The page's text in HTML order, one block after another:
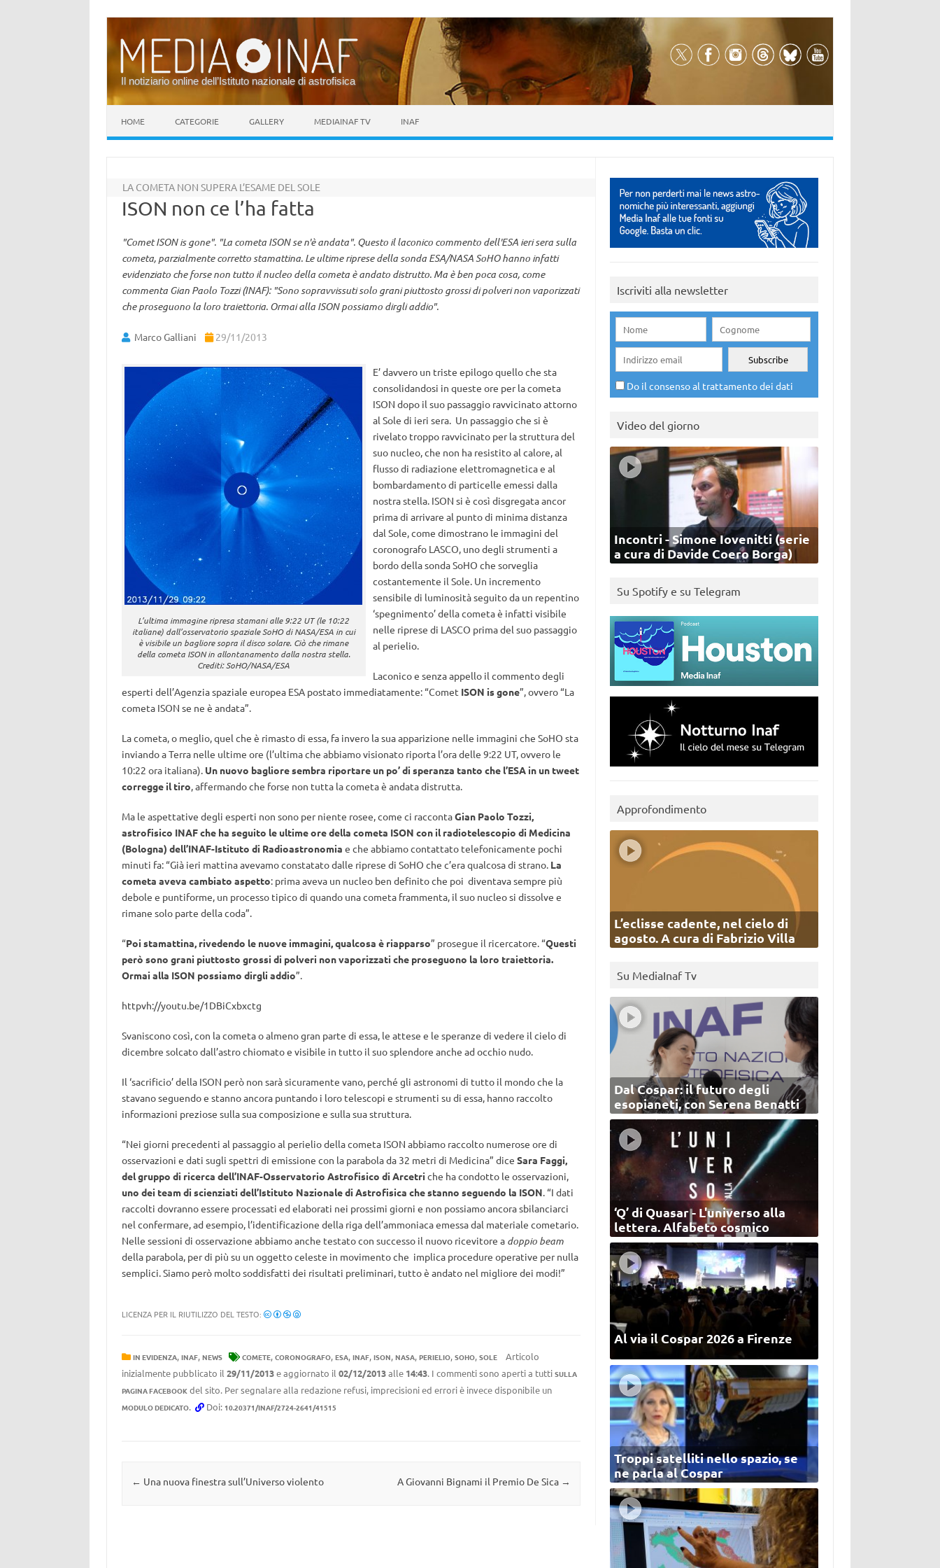
Il notiziario online dell’Istituto nazionale di astrofisica
HOME CATEGORIE GALLERY MEDIAINAF TV INAF
LA COMETA NON SUPERA L’ESAME DEL SOLE
ISON non ce l’ha fatta
"Comet ISON is gone". "La cometa ISON se n'è andata". Questo il laconico commento dell'ESA ieri sera sulla
cometa, parzialmente corretto stamattina. Le ultime riprese della sonda ESA/NASA SoHO hanno infatti
evidenziato che forse non tutto il nucleo della cometa è andato distrutto. Ma è ben poca cosa, come
commenta Gian Paolo Tozzi (INAF): "Sono sopravvissuti solo grani piuttosto grossi di polveri non vaporizzati
che proseguono la loro traiettoria. Ormai alla ISON possiamo dirgli addio".
Marco Galliani 29/11/2013
L’ultima immagine ripresa stamani alle 9:22 UT (le 10:22
italiane) dall’osservatorio spaziale SoHO di NASA/ESA in cui
è visibile un bagliore sopra il disco solare. Ciò che rimane
della cometa ISON in allontanamento dalla nostra stella.
Crediti: SoHO/NASA/ESA
E’ davvero un triste epilogo quello che sta
consolidandosi in queste ore per la cometa
ISON dopo il suo passaggio ravvicinato attorno
al Sole di ieri sera. Un passaggio che si è
rivelato troppo ravvicinato per la struttura del
suo nucleo, che non ha resistito al calore, al
flusso di radiazione elettromagnetica e al
bombardamento di particelle emessi dalla
nostra stella. ISON si è così disgregata ancor
prima di arrivare al punto di minima distanza
dal Sole, come dimostrano le immagini del
coronografo LASCO, uno degli strumenti a
bordo della sonda SoHO che sorveglia
costantemente il Sole. Un incremento
sensibile di luminosità seguito da un repentino
‘spegnimento’ della cometa è infatti visibile
nelle riprese di LASCO prima del suo passaggio
al perielio.
Laconico e senza appello il commento degli
esperti dell’Agenzia spaziale europea ESA postato immediatamente: “Comet ISON is gone”, ovvero “La
cometa ISON se ne è andata”.
La cometa, o meglio, quel che è rimasto di essa, fa invero la sua apparizione nelle immagini che SoHO sta
inviando a Terra nelle ultime ore (l’ultima che abbiamo visionato riporta l’ora delle 9:22 UT, ovvero le
10:22 ora italiana). Un nuovo bagliore sembra riportare un po’ di speranza tanto che l’ESA in un tweet
corregge il tiro, affermando che forse non tutta la cometa è andata distrutta.
Ma le aspettative degli esperti non sono per niente rosee, come ci raccontaGian Paolo Tozzi,
astrofisico INAF che ha seguito le ultime ore della cometa ISON con il radiotelescopio di Medicina
(Bologna) dell’INAF-Istituto di Radioastronomia e che abbiamo contattato telefonicamente pochi
minuti fa: “Già ieri mattina avevamo constatato dalle riprese di SoHO che c’era qualcosa di strano. La
cometa aveva cambiato aspetto: prima aveva un nucleo ben definito che poi diventava sempre più
debole e puntiforme, un processo tipico di quando una cometa frammenta, il suo nucleo si dissolve e
rimane solo parte della coda”.
“Poi stamattina, rivedendo le nuove immagini, qualcosa è riapparso” prosegue il ricercatore. “Questi
però sono grani piuttosto grossi di polveri non vaporizzati che proseguono la loro traiettoria.
Ormai alla ISON possiamo dirgli addio”.
httpvh://youtu.be/1DBiCxbxctg
Svaniscono così, con la cometa o almeno gran parte di essa, le attese e le speranze di vedere il cielo di
dicembre solcato dall’astro chiomato e visibile in tutto il suo splendore anche ad occhio nudo.
Il ‘sacrificio’ della ISON però non sarà sicuramente vano, perché gli astronomi di tutto il mondo che la
stavano seguendo e stanno ancora puntando i loro telescopi e strumenti su di essa, hanno raccolto
informazioni preziose sulla sua composizione e sulla sua struttura.
“Nei giorni precedenti al passaggio al perielio della cometa ISON abbiamo raccolto numerose ore di
osservazioni e dati sugli spettri di emissione con la parabola da 32 metri di Medicina” dice Sara Faggi,
del gruppo di ricerca dell’INAF-Osservatorio Astrofisico di Arcetri che ha condotto le osservazioni,
uno dei team di scienziati dell’Istituto Nazionale di Astrofisica che stanno seguendo la ISON. “I dati
raccolti dovranno essere processati ed elaborati nei prossimi giorni e non possiamo ancora sbilanciarci
nel confermare, ad esempio, l’identificazione della riga dell’ammoniaca emessa dal materiale cometario.
Nelle sessioni di osservazione abbiamo anche testato con successo il nuovo ricevitore a doppio beam
della parabola, per di più su un oggetto celeste in movimento che implica procedure operative per nulla
semplici. Siamo però molto soddisfatti dei risultati preliminari, tutto è andato nel migliore dei modi!”
LICENZA PER IL RIUTILIZZO DEL TESTO:
IN EVIDENZA, INAF, NEWS COMETE, CORONOGRAFO, ESA, INAF, ISON, NASA, PERIELIO, SOHO, SOLE
Articolo
inizialmente pubblicato il 29/11/2013e aggiornato il 02/12/2013alle 14:43. I commenti sono aperti a tutti SULLA
PAGINA FACEBOOKdel sito. Per segnalare alla redazione refusi, imprecisioni ed errori è invece disponibile un
MODULO DEDICATO. Doi: 10.20371/INAF/2724-2641/41515
Navigazione articolo
← Una nuova finestra sull’Universo violento A Giovanni Bignami il Premio De Sica →
Iscriviti alla newsletter
Do il consenso al trattamento dei dati
Video del giorno
Incontri - Simone Iovenitti (serie
a cura di Davide Coero Borga)
Su Spotify e su Telegram
Approfondimento
L’eclisse cadente, nel cielo di
agosto. A cura di Fabrizio Villa
Su MediaInaf Tv
Dal Cospar: il futuro degli
esopianeti, con Serena Benatti
‘Q’ di Quasar - L'universo alla
lettera. Alfabeto cosmico
Al via il Cospar 2026 a Firenze
Troppi satelliti nello spazio, se
ne parla al Cospar